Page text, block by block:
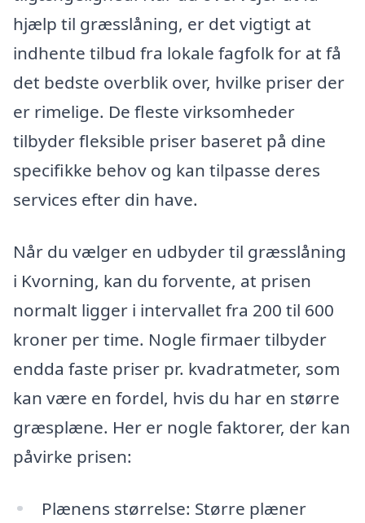
hjælp til græsslåning, er det vigtigt at
indhente tilbud fra lokale fagfolk for at få
det bedste overblik over, hvilke priser der
er rimelige. De fleste virksomheder
tilbyder fleksible priser baseret på dine
specifikke behov og kan tilpasse deres
services efter din have.
Når du vælger en udbyder til græsslåning
i Kvorning, kan du forvente, at prisen
normalt ligger i intervallet fra 200 til 600
kroner per time. Nogle firmaer tilbyder
endda faste priser pr. kvadratmeter, som
kan være en fordel, hvis du har en større
græsplæne. Her er nogle faktorer, der kan
påvirke prisen:
Plænens størrelse: Større plæner